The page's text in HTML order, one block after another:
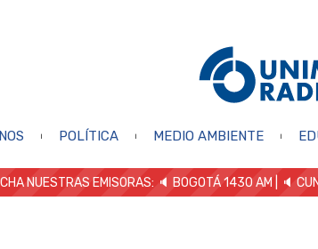
POLÍTICA MEDIO AMBIENTE
NUESTRAS EMISORAS: 🔈 BOGOTÁ 1430 AM | 🔈